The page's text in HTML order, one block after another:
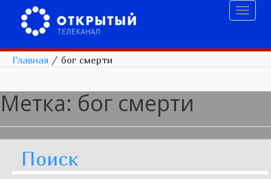
Главная / бог смерти
Метка: бог смерти
Поиск